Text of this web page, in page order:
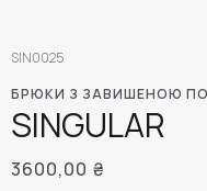
БРЮКИ З ЗАВИШЕНОЮ
SINGULAR
SIN0025
3600,00 ₴